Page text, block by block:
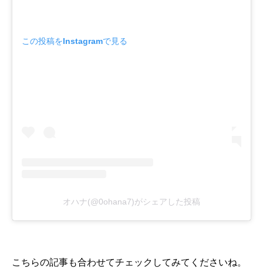
この投稿をInstagramで見る
オハナ(@0ohana7)がシェアした投稿
こちらの記事も合わせてチェックしてみてくださいね。